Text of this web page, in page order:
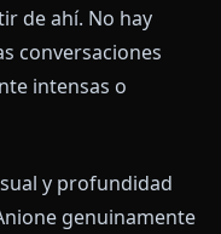
de ahí. No hay
conversaciones
intensas o
y profundidad
genuinamente